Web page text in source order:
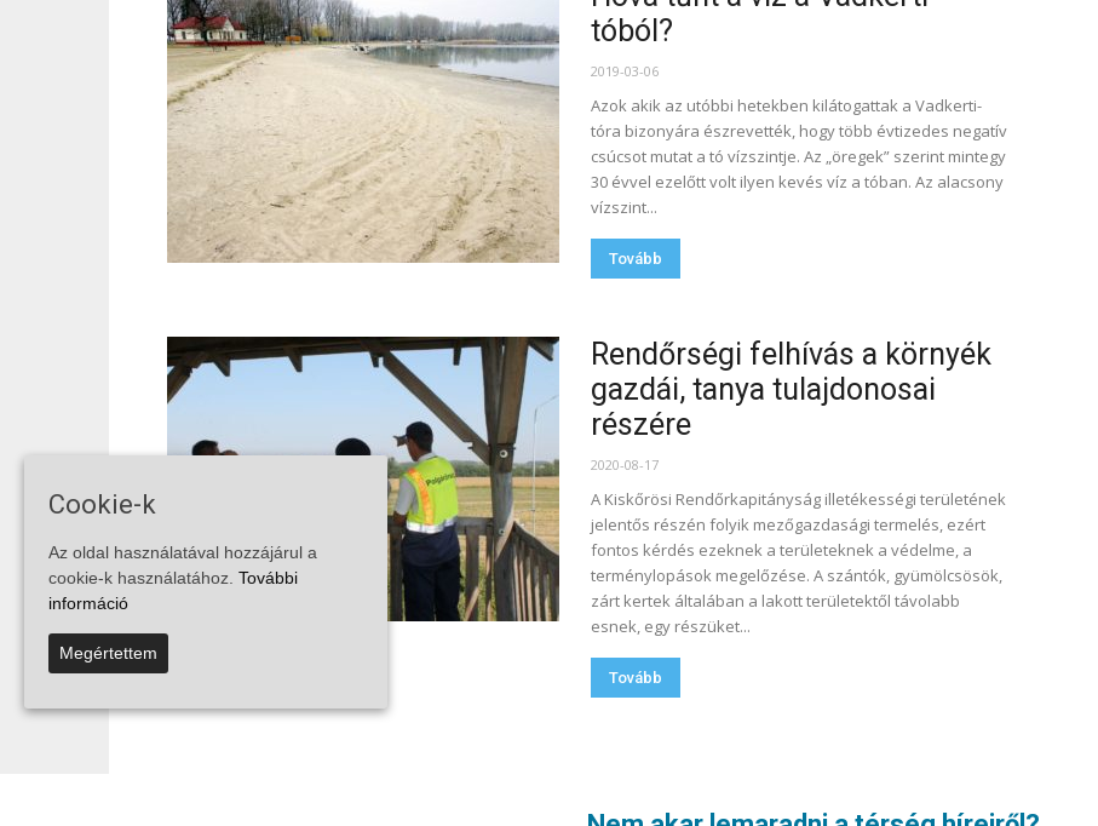
tóból?
2019-03-06
Azok akik az utóbbi hetekben kilátogattak a Vadkerti-
tóra bizonyára észrevették, hogy több évtizedes negatív
csúcsot mutat a tó vízszintje. Az „öregek” szerint mintegy
30 évvel ezelőtt volt ilyen kevés víz a tóban. Az alacsony
vízszint...
Tovább
Rendőrségi felhívás a környék
gazdái, tanya tulajdonosai
részére
2020-08-17
A Kiskőrösi Rendőrkapitányság illetékességi területének
jelentős részén folyik mezőgazdasági termelés, ezért
fontos kérdés ezeknek a területeknek a védelme, a
terménylopások megelőzése. A szántók, gyümölcsösök,
zárt kertek általában a lakott területektől távolabb
esnek, egy részüket...
Tovább
1. oldal a 39-ból
Cookie-k
Az oldal használatával hozzájárul a
cookie-k használatához. További
információ
Megértettem